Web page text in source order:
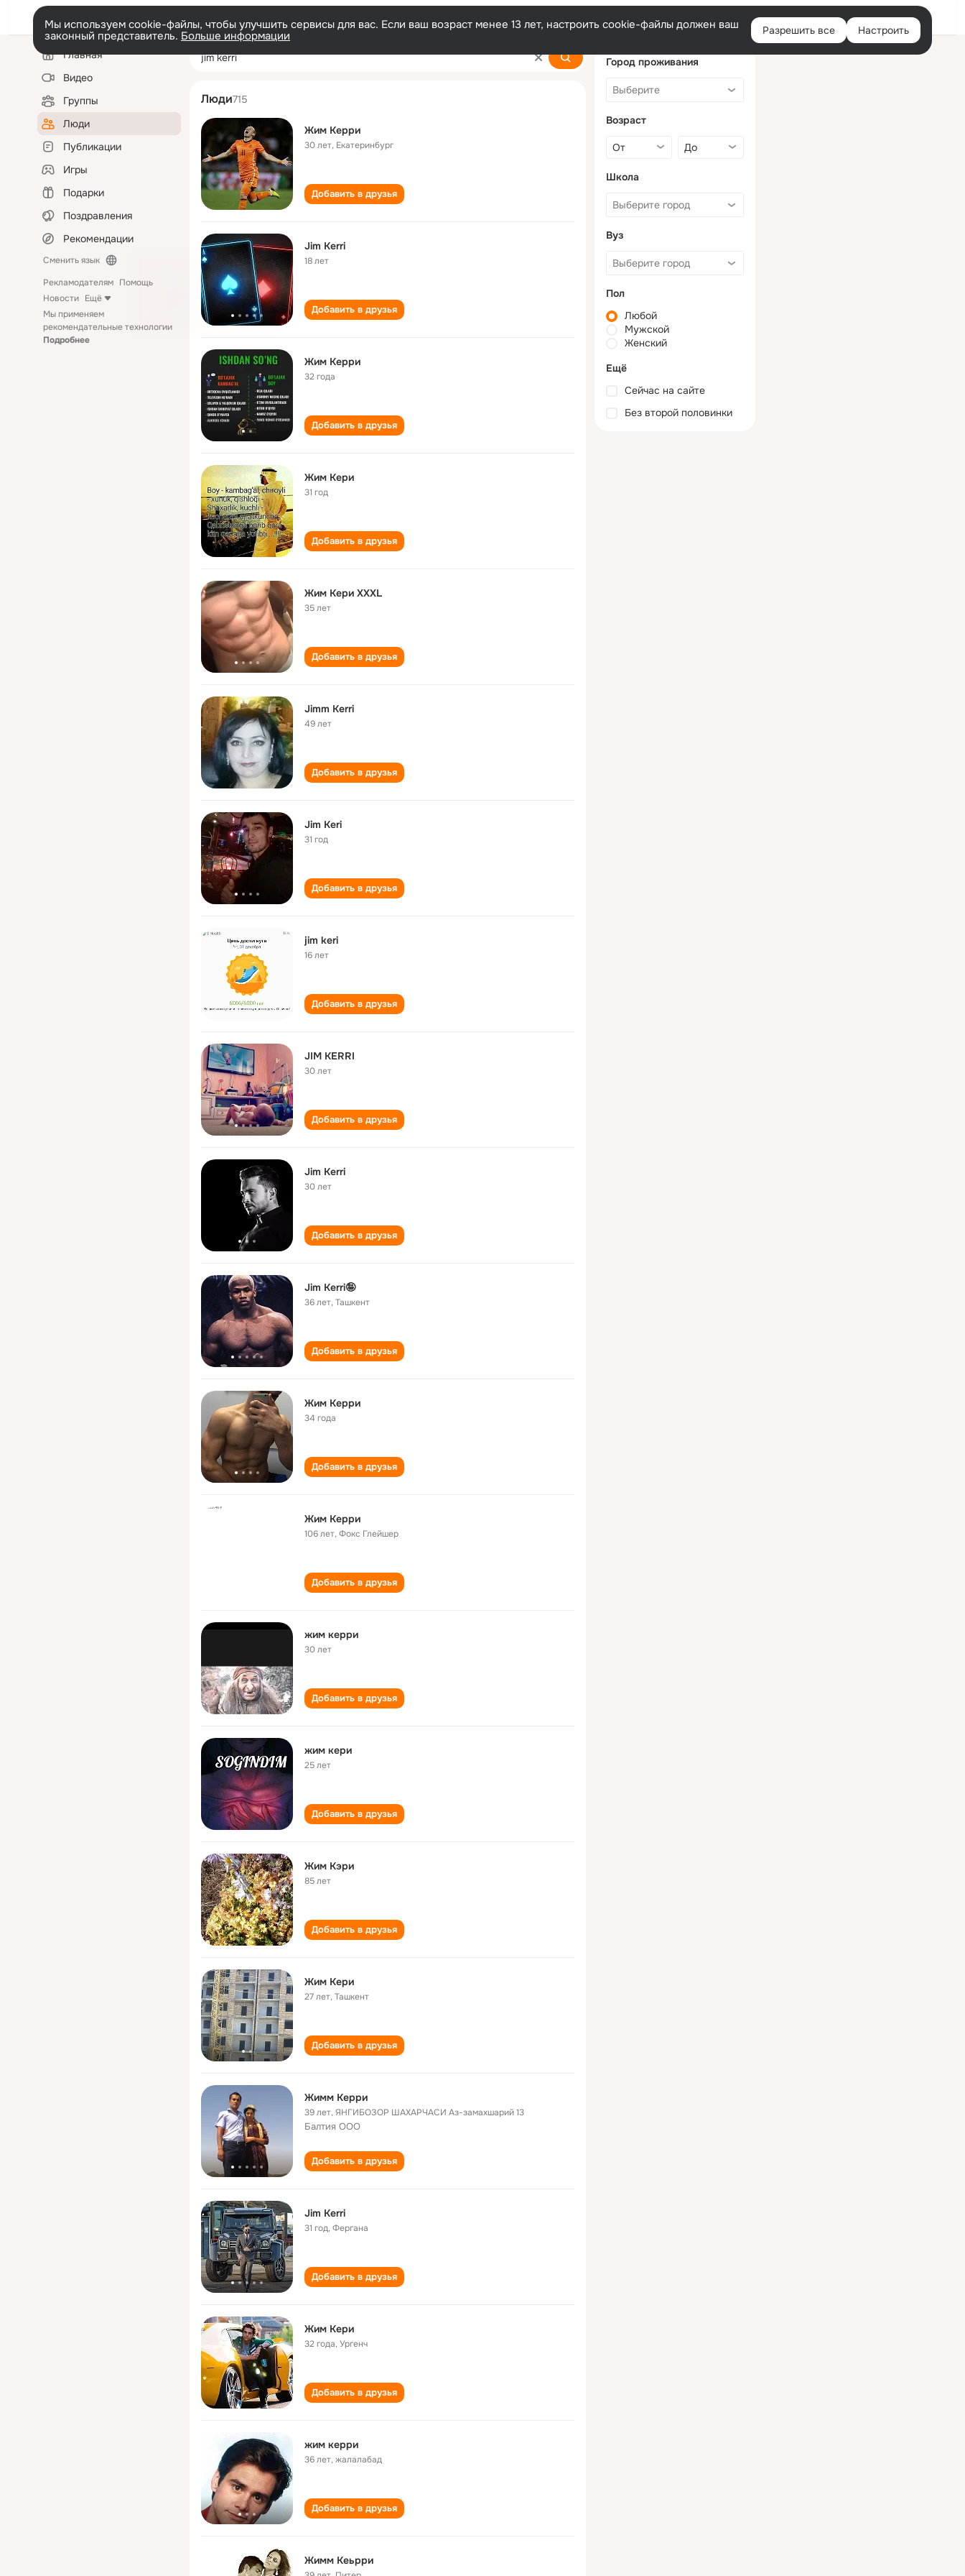
Войти
Мы используем cookie-файлы, чтобы улучшить сервисы для вас. Если ваш возраст менее 13 лет, настроить cookie-файлы должен ваш
законный представитель. Больше информации Разрешить все Настроить
Левая
колонкаГлавная
Видео
Группы
Люди
Публикации
Игры
Подарки
Поздравления
Рекомендации
Сменить язык
Рекламодателям Помощь
Новости Ещё
Мы применяем
рекомендательные технологии
Подробнее
jim kerri
Люди715
Жим Керри
30 лет, Екатеринбург
Добавить в друзья
Jim Kerri
18 лет
Добавить в друзья
Жим Керри
32 года
Добавить в друзья
Жим Кери
31 год
Добавить в друзья
Жим Кери ХХХL
35 лет
Добавить в друзья
Jimm Kerri
49 лет
Добавить в друзья
Jim Keri
31 год
Добавить в друзья
jim keri
16 лет
Добавить в друзья
JIM KERRI
30 лет
Добавить в друзья
Jim Kerri
30 лет
Добавить в друзья
Jim Kerri🤪
36 лет,Ташкент
Добавить в друзья
Жим Керри
34 года
Добавить в друзья
Жим Керри
106 лет,Фокс Глейшер
Добавить в друзья
жим керри
30 лет
Добавить в друзья
жим кери
25 лет
Добавить в друзья
Жим Кэри
85 лет
Добавить в друзья
Жим Кери
27 лет,Ташкент
Добавить в друзья
Жимм Керри
39 лет,ЯНГИБОЗОР ШАХАРЧАСИ Аз-замахшарий 13
Балтия ООО
Добавить в друзья
Jim Kerri
31 год,Фергана
Добавить в друзья
Жим Кери
32 года,Ургенч
Добавить в друзья
жим керри
36 лет,жалалабад
Добавить в друзья
Жимм Кеьрри
Город проживания
Возраст
Школа
Вуз
Пол
Любой
Мужской
Женский
Ещё
Сейчас на сайте
Без второй половинки